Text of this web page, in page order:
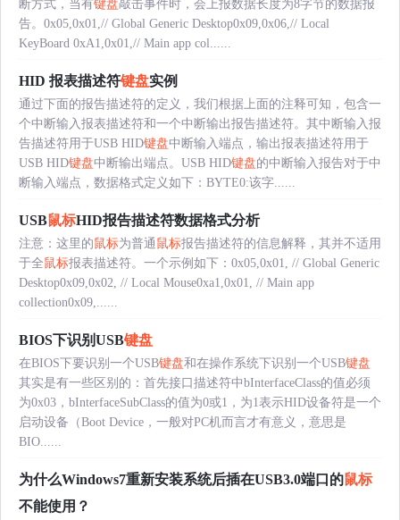
断方式，当有键盘敲击事件时，会上报数据长度为8字节的数据报
告。0x05,0x01,// Global Generic Desktop0x09,0x06,// Local
KeyBoard 0xA1,0x01,// Main app col......
HID 报表描述符键盘实例
通过下面的报告描述符的定义，我们根据上面的注释可知，包含一
个中断输入报表描述符和一个中断输出报告描述符。其中断输入报
告描述符用于USB HID键盘中断输入端点，输出报表描述符用于
USB HID键盘中断输出端点。USB HID键盘的中断输入报告对于中
断输入端点，数据格式定义如下：BYTE0:该字......
USB鼠标HID报告描述符数据格式分析
注意：这里的鼠标为普通 鼠标报告描述符的信息解释，其并不适用
于全鼠标报表描述符。一个示例如下：0x05,0x01, // Global Generic
Desktop0x09,0x02, // Local Mouse0xa1,0x01, // Main app
collection0x09,......
BIOS下识别USB键盘
在BIOS下要识别一个USB键盘和在操作系统下识别一个USB键盘
其实是有一些区别的：首先接口描述符中bInterfaceClass的值必须
为0x03，bInterfaceSubClass的值为0或1，为1表示HID设备符是一个
启动设备（Boot Device，一般对PC机而言才有意义，意思是
BIO......
为什么Windows7重新安装系统后插在USB3.0端口的鼠标
不能使用？